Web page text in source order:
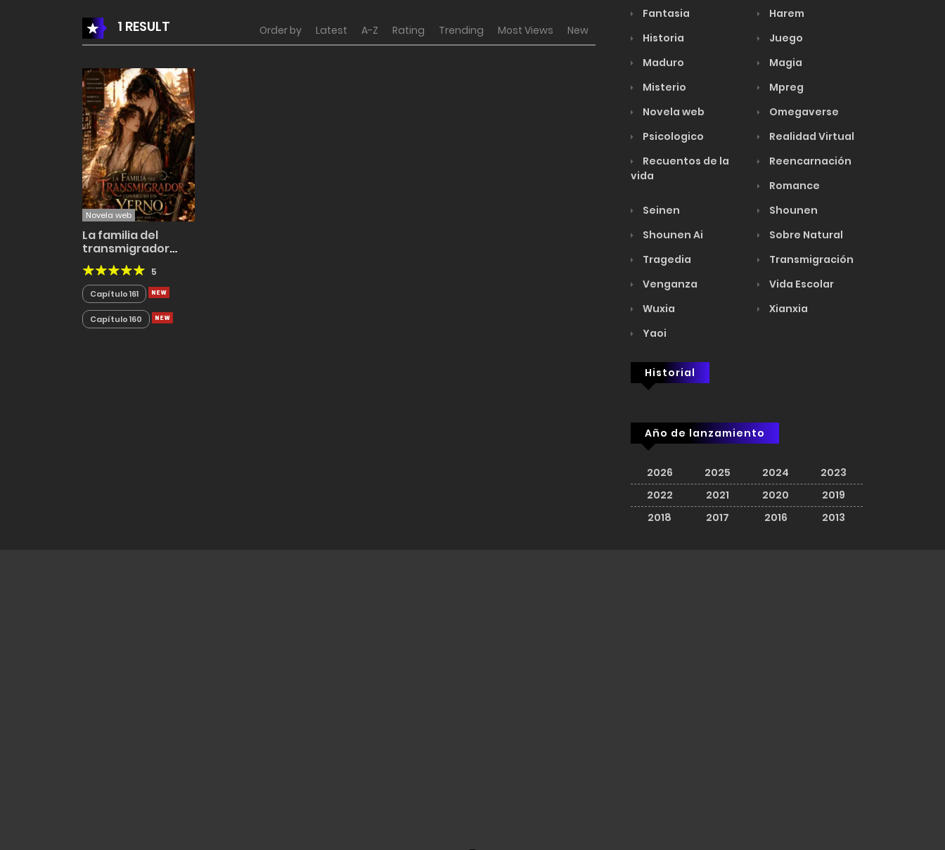
1 RESULT Order by Latest A-Z Rating Trending Most Views New
Novela web
La familia del
transmigrador
consiguió un yerno
5
Capítulo 161
Capítulo 160
Fantasia
Harem
Historia
Juego
Maduro
Magia
Misterio
Mpreg
Novela web
Omegaverse
Psicologico
Realidad Virtual
Recuentos de la
vida
Reencarnación
Romance
Seinen
Shounen
Shounen Ai
Sobre Natural
Tragedia
Transmigración
Venganza
Vida Escolar
Wuxia
Xianxia
Yaoi
Historial
Año de lanzamiento
2026 2025 2024
2023
2022
2021 2020
2019
2018
2017 2016 2013